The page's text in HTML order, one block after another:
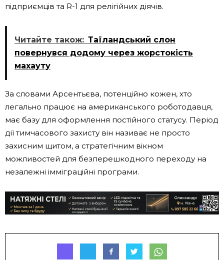
підприємців та R-1 для релігійних діячів.
Читайте також: Таїландський слон
повернувся додому через жорстокість
махауту
За словами Арсентьєва, потенційно кожен, хто
легально працює на американського роботодавця,
має базу для оформлення постійного статусу. Період
дії тимчасового захисту він називає не просто
захисним щитом, а стратегічним вікном
можливостей для безперешкодного переходу на
незалежні імміграційні програми.